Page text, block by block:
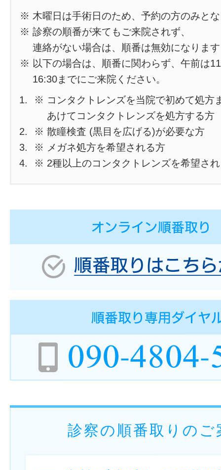
※ 木曜日は手術日のため、予約の方のみと
※ 診察の順番が来てもご来院されず、
連絡がない場合は、順番は無効になりま
※ 以下の場合は、順番に関わらず、午前は
16:30までにご来院ください。
※ コンタクトレンズを当院で初めて処方
あけてコンタクトレンズを処方する方
※ 散瞳検査 (黒目を広げる)が必要な方
※ メガネ処方を希望される方
※ 2種以上のコンタクトレンズを希望さ
診察の順番取りのご